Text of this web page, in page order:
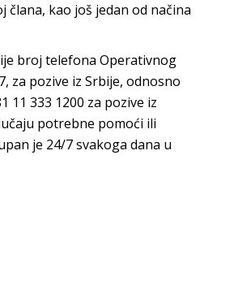
člana, kao još jedan od načina
broj telefona Operativnog
za pozive iz Srbije, odnosno
11 333 1200 za pozive iz
potrebne pomoći ili
je 24/7 svakoga dana u